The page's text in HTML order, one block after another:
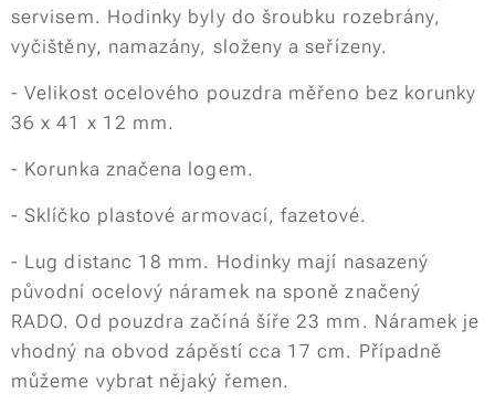
servisem. Hodinky byly do šroubku rozebrány,
vyčištěny, namazány, složeny a seřízeny.
- Velikost ocelového pouzdra měřeno bez korunky
36 x 41 x 12 mm.
- Korunka značena logem.
- Sklíčko plastové armovací, fazetové.
- Lug distanc 18 mm. Hodinky mají nasazený
původní ocelový náramek na sponě značený
RADO. Od pouzdra začíná šíře 23 mm. Náramek je
vhodný na obvod zápěstí cca 17 cm. Případně
můžeme vybrat nějaký řemen.